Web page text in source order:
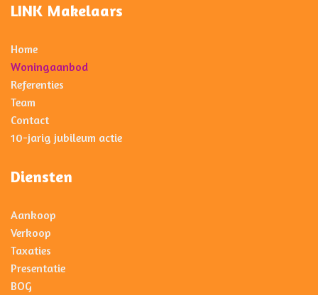
LINK Makelaars
Home
Woningaanbod
Referenties
Team
Contact
10-jarig jubileum actie
Diensten
Aankoop
Verkoop
Taxaties
Presentatie
BOG